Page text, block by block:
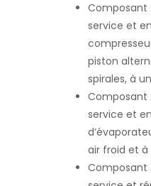
Composant
service et
piston
spirales, à
Composant
service et
air froid et
Composant